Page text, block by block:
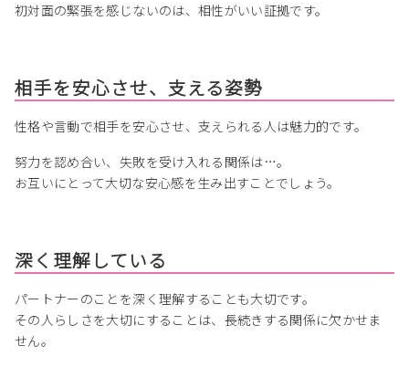
初対面の緊張を感じないのは、相性がいい証拠です。
相手を安心させ、支える姿勢
性格や言動で相手を安心させ、支えられる人は魅力的です。
努力を認め合い、失敗を受け入れる関係は…。
お互いにとって大切な安心感を生み出すことでしょう。
深く理解している
パートナーのことを深く理解することも大切です。
その人らしさを大切にすることは、長続きする関係に欠かせま
せん。